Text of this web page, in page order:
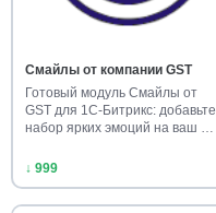
Смайлы от компании GST
Готовый модуль Смайлы от
GST для 1С-Битрикс: добавьте
набор ярких эмоций на ваш …
↓ 999